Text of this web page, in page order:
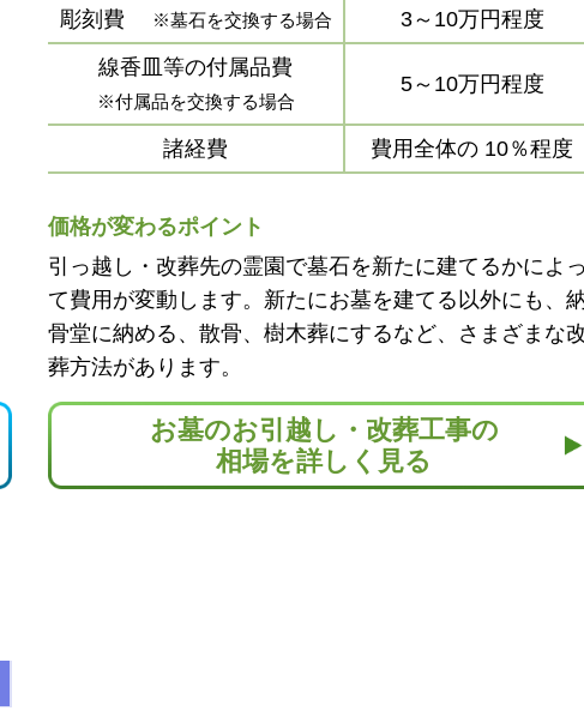
彫刻費
※墓石を交換する場合
3～10万円程度
線香皿等の付属品費
※付属品を交換する場合
5～10万円程度
諸経費 費用全体の 10％程度
価格が変わるポイント
引っ越し・改葬先の霊園で墓石を新たに建てるかによっ
て費用が変動します。新たにお墓を建てる以外にも、
骨堂に納める、散骨、樹木葬にするなど、さまざまな
葬方法があります。
お墓のお引越し・改葬工事の
相場を詳しく見る